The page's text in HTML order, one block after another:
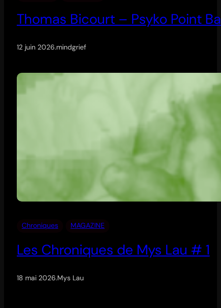
Thomas Bicourt – Psyko Point
12 juin 2026.mindgrief
Chroniques MAGAZINE
Les Chroniques de Mys Lau # 1
18 mai 2026.Mys Lau